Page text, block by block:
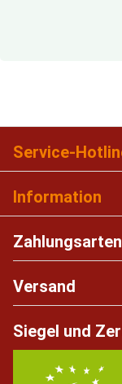
Service-
Information
Zahlungsarten
Versand
Siegel und